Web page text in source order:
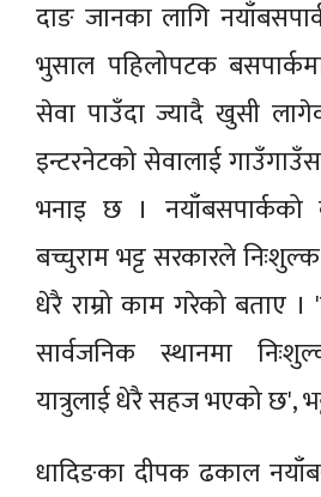
दाङ जानका लागि
भुसाल पहिलोपटक
सेवा पाउँदा ज्यादै खुसी
इन्टरनेटको सेवालाई
भनाइ छ । नयाँबसपार्कको
बच्चुराम भट्ट सरकारले
धेरै राम्रो काम गरेको बताए ।
सार्वजनिक स्थानमा
यात्रुलाई धेरै सहज भएको छ',
धादिङका दीपक ढकाल